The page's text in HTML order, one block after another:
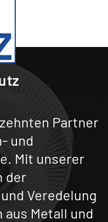
Partner
und
Mit unserer
der
Veredelung
Metall und